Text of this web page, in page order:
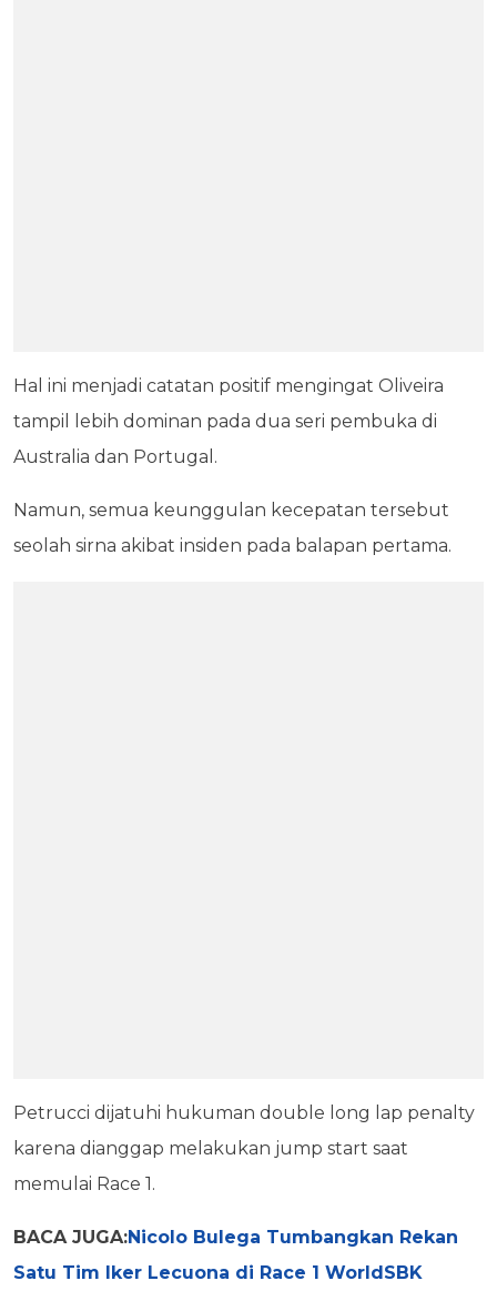
Hal ini menjadi catatan positif mengingat Oliveira
tampil lebih dominan pada dua seri pembuka di
Australia dan Portugal.
Namun, semua keunggulan kecepatan tersebut
seolah sirna akibat insiden pada balapan pertama.
Petrucci dijatuhi hukuman double long lap penalty
karena dianggap melakukan jump start saat
memulai Race 1.
BACA JUGA:Nicolo Bulega Tumbangkan Rekan
Satu Tim Iker Lecuona di Race 1 WorldSBK